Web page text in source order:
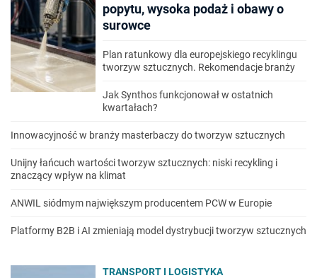
popytu, wysoka podaż i obawy o
surowce
Plan ratunkowy dla europejskiego recyklingu
tworzyw sztucznych. Rekomendacje branży
Jak Synthos funkcjonował w ostatnich
kwartałach?
Innowacyjność w branży masterbaczy do tworzyw sztucznych
Unijny łańcuch wartości tworzyw sztucznych: niski recykling i
znaczący wpływ na klimat
ANWIL siódmym największym producentem PCW w Europie
Platformy B2B i AI zmieniają model dystrybucji tworzyw sztucznych
TRANSPORT I LOGISTYKA